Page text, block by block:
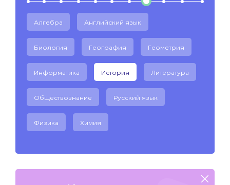
Алгебра Английский язык
Биология География Геометрия
Информатика История Литература
Обществознание Русский язык
Физика Химия